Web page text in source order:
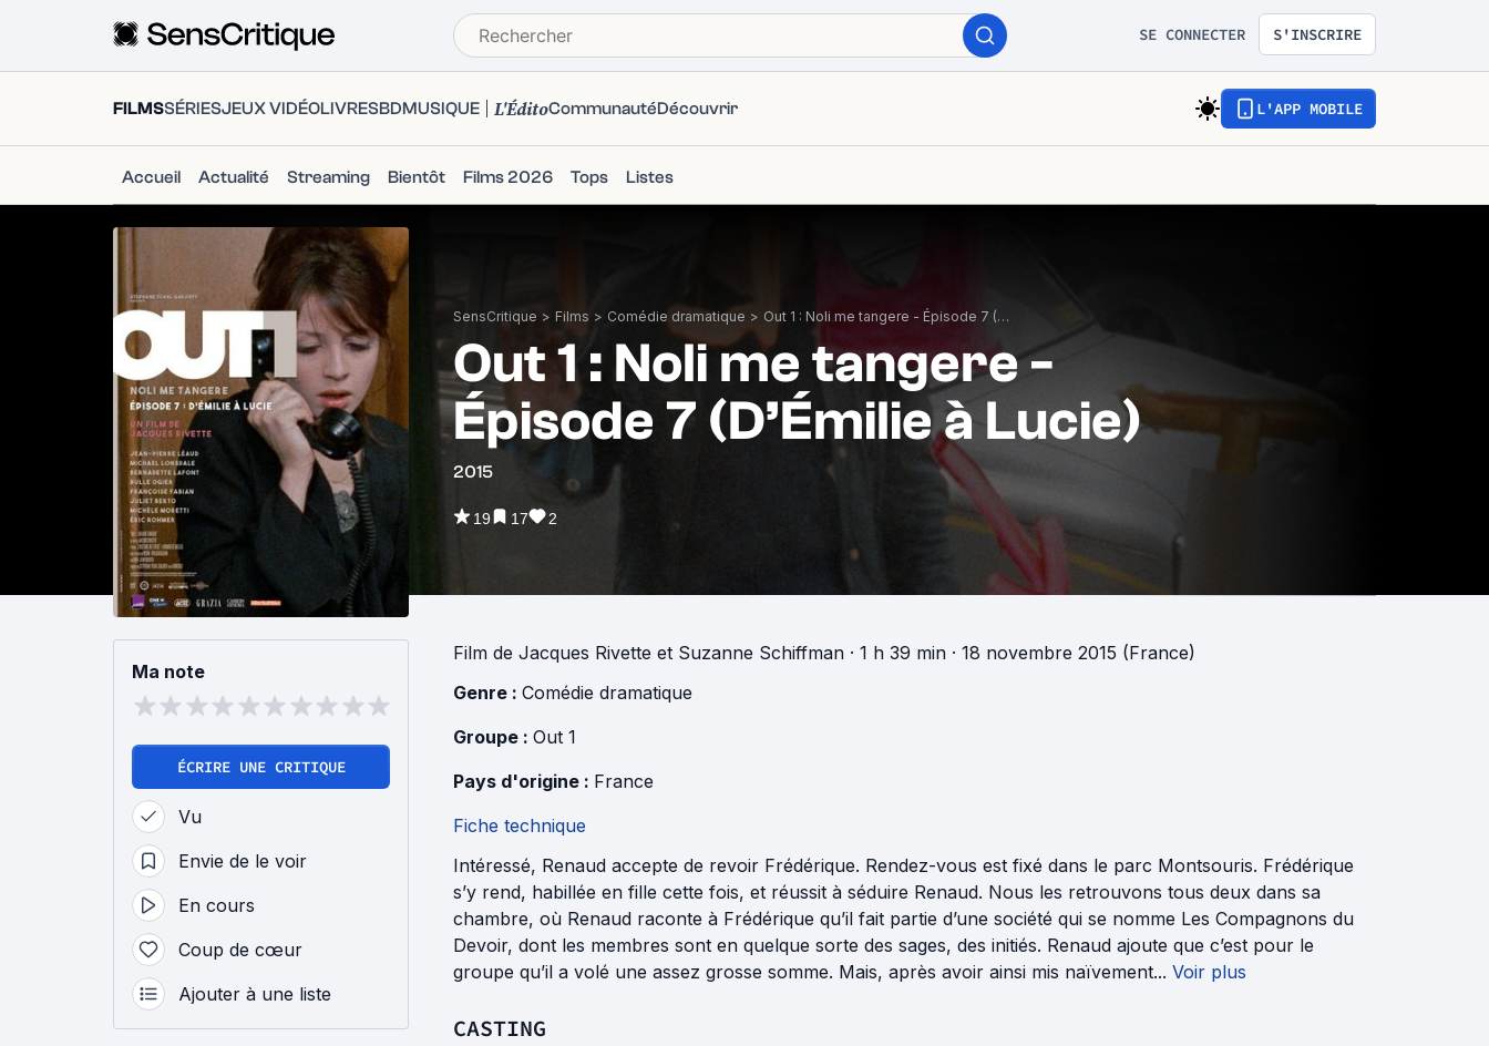
SE CONNECTER S'INSCRIRE
FILMSSÉRIESJEUX VIDÉOLIVRESBDMUSIQUE L'ÉditoCommunautéDécouvrir L'APP MOBILE
Accueil Actualité Streaming Bientôt Films 2026 Tops Listes
SensCritique > Films > Comédie dramatique > Out 1 : Noli me tangere - Épisode 7 (D’Émilie à Lucie)
Out 1 : Noli me tangere -
Épisode 7 (D’Émilie à Lucie)
2015
19 17 2
Ma note
ÉCRIRE UNE CRITIQUE
Vu
Envie de le voir
En cours
Coup de cœur
Ajouter à une liste
Film de Jacques Rivette et Suzanne Schiffman · 1 h 39 min · 18 novembre 2015 (France)
Genre : Comédie dramatique
Groupe : Out 1
Pays d'origine : France
Fiche technique
Intéressé, Renaud accepte de revoir Frédérique. Rendez-vous est fixé dans le parc Montsouris. Frédérique
s’y rend, habillée en fille cette fois, et réussit à séduire Renaud. Nous les retrouvons tous deux dans sa
chambre, où Renaud raconte à Frédérique qu’il fait partie d’une société qui se nomme Les Compagnons du
Devoir, dont les membres sont en quelque sorte des sages, des initiés. Renaud ajoute que c’est pour le
groupe qu’il a volé une assez grosse somme. Mais, après avoir ainsi mis naïvement... Voir plus
CASTING